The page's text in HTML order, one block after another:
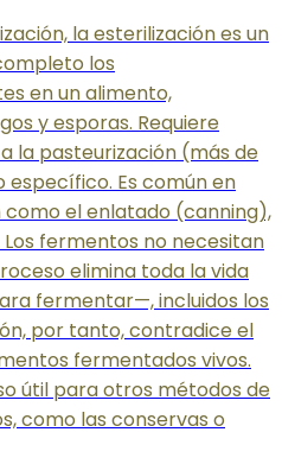
la esterilización es un
los
en un alimento,
y esporas. Requiere
la pasteurización (más de
específico. Es común en
el enlatado (canning),
fermentos no necesitan
elimina toda la vida
fermentar—, incluidos los
por tanto, contradice el
fermentados vivos.
útil para otros métodos de
como las conservas o